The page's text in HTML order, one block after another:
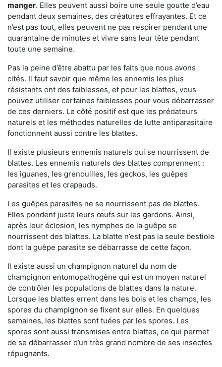
manger. Elles peuvent aussi boire une seule goutte d’eau
pendant deux semaines, des créatures effrayantes. Et ce
n’est pas tout, elles peuvent ne pas respirer pendant une
quarantaine de minutes et vivre sans leur tête pendant
toute une semaine.
Pas la peine d’être abattu par les faits que nous avons
cités. Il faut savoir que même les ennemis les plus
résistants ont des faiblesses, et pour les blattes, vous
pouvez utiliser certaines faiblesses pour vous débarrasser
de ces derniers. Le côté positif est que les prédateurs
naturels et les méthodes naturelles de lutte antiparasitaire
fonctionnent aussi contre les blattes.
Il existe plusieurs ennemis naturels qui se nourrissent de
blattes. Les ennemis naturels des blattes comprennent :
les iguanes, les grenouilles, les geckos, les guêpes
parasites et les crapauds.
Les guêpes parasites ne se nourrissent pas de blattes.
Elles pondent juste leurs œufs sur les gardons. Ainsi,
après leur éclosion, les nymphes de la guêpe se
nourrissent des blattes. La blatte n’est pas la seule bestiole
dont la guêpe parasite se débarrasse de cette façon.
Il existe aussi un champignon naturel du nom de
champignon entomopathogène qui est un moyen naturel
de contrôler les populations de blattes dans la nature.
Lorsque les blattes errent dans les bois et les champs, les
spores du champignon se fixent sur elles. En quelques
semaines, les blattes sont tuées par les spores. Les
spores sont aussi transmises entre blattes, ce qui permet
de se débarrasser d’un très grand nombre de ses insectes
répugnants.